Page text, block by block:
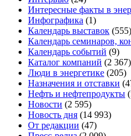
Интересные факты в
Инфографика (1)
Календарь выставок (555)
Календарь семинаров,
Календарь событий (9)
Каталог компаний (2 367)
Люди в энергетике (205)
Назначения и отставки
Нефть и нефтепродукты
Новости (2 595)
Новость дня (14 993)
От редакции (47)